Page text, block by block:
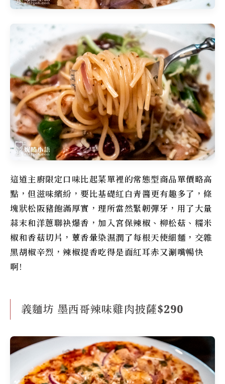
這道主廚限定口味比起菜單裡的常態型商品單價略高
點，但滋味繽紛，要比基礎紅白青醬更有趣多了，條
塊狀松阪豬飽滿厚實，理所當然緊韌彈牙，用了大量
蒜末和洋蔥聯袂爆香，加入宮保辣椒、柳松菇、糯米
椒和香菇切片，蕈香暈染濕潤了每根天使細麵，交雜
黑胡椒辛烈，辣椒提香吃得是面紅耳赤又涮嘴暢快
啊!
義麵坊 墨西哥辣味雞肉披薩$290